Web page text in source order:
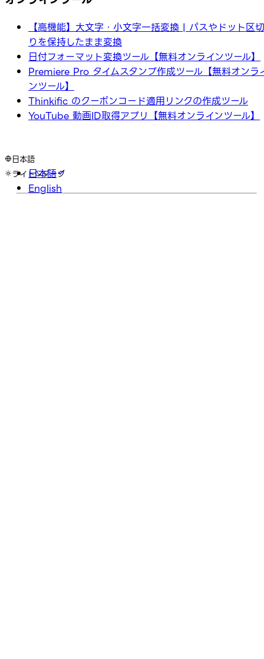
【高機能】大文字・小文字一括変換 | パスやドット区切
りを保持したまま変換
日付フォーマット変換ツール【無料オンラインツール】
Premiere Pro タイムスタンプ作成ツール【無料オンラ
ンツール】
Thinkific のクーポンコード適用リンクの作成ツール
YouTube 動画ID取得アプリ【無料オンラインツール】
日本語
日本語
English
ライト ダーク